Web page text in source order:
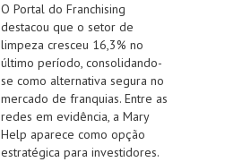
O Portal do Franchising
destacou que o setor de
limpeza cresceu 16,3% no
último período, consolidando-
se como alternativa segura no
mercado de franquias. Entre as
redes em evidência, a Mary
Help aparece como opção
estratégica para investidores.